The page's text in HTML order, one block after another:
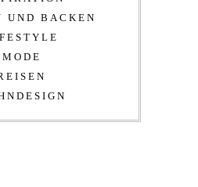
UND BACKEN
MODE